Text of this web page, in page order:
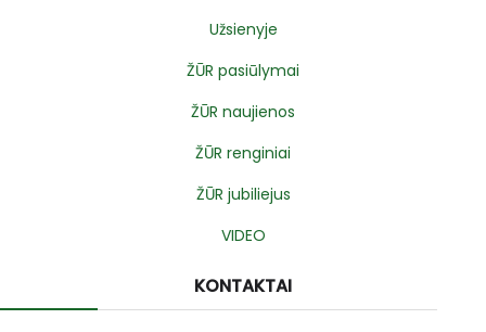
Užsienyje
ŽŪR pasiūlymai
ŽŪR naujienos
ŽŪR renginiai
ŽŪR jubiliejus
VIDEO
KONTAKTAI